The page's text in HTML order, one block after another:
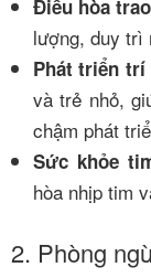
Điều hòa
lượng, duy trì
Phát triển trí
và trẻ nhỏ,
chậm phát
Sức khỏe
hòa nhịp tim
2. Phòng